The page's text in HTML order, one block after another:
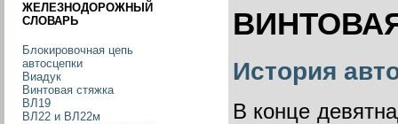
История
В конце
ЖЕЛЕЗНОДОРОЖНЫЙ
СЛОВАРЬ
Блокировочная цепь
автосцепки
Виадук
Винтовая стяжка
ВЛ19
ВЛ22 и ВЛ22м